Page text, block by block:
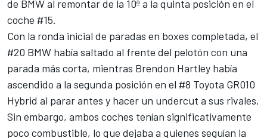
de BMW al remontar de la 10ª a la quinta posición en el
coche #15.
Con la ronda inicial de paradas en boxes completada, el
#20 BMW había saltado al frente del pelotón con una
parada más corta, mientras Brendon Hartley había
ascendido a la segunda posición en el #8 Toyota GR010
Hybrid al parar antes y hacer un undercut a sus rivales.
Sin embargo, ambos coches tenían significativamente
poco combustible, lo que dejaba a quienes seguían la